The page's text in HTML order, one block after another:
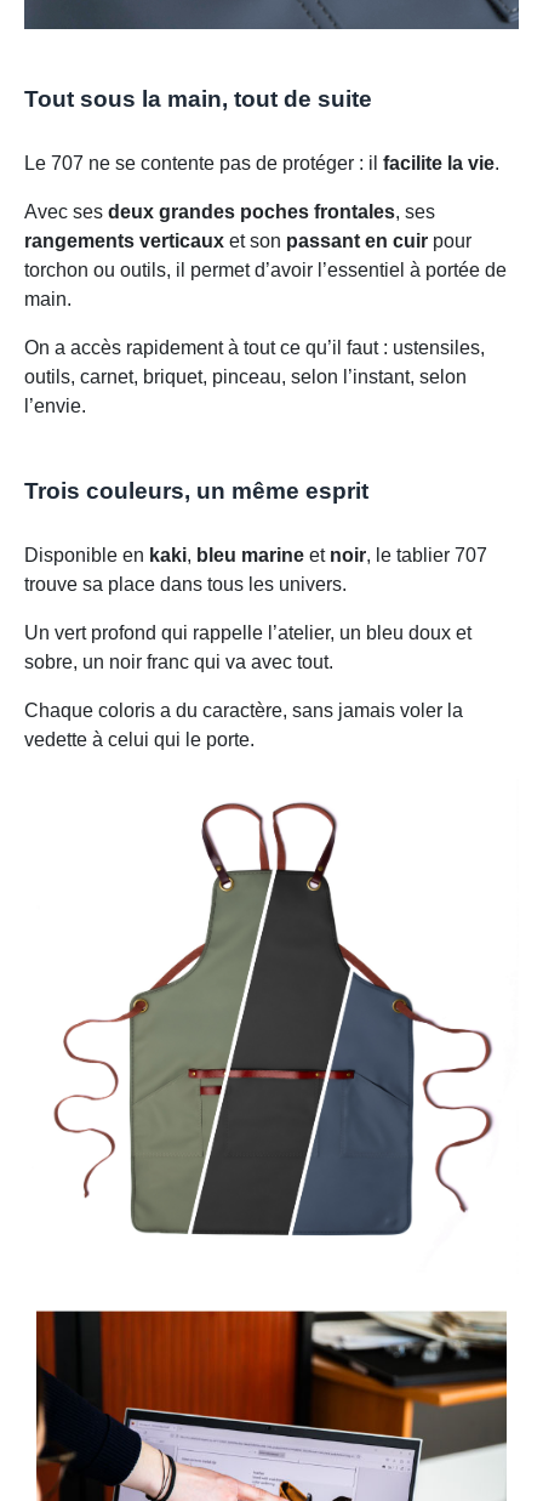
Tout sous la main, tout de suite
Le 707 ne se contente pas de protéger : il facilite la vie.
Avec ses deux grandes poches frontales, ses
rangements verticaux et son passant en cuir pour
torchon ou outils, il permet d’avoir l’essentiel à portée de
main.
On a accès rapidement à tout ce qu’il faut : ustensiles,
outils, carnet, briquet, pinceau, selon l’instant, selon
l’envie.
Trois couleurs, un même esprit
Disponible en kaki, bleu marine et noir, le tablier 707
trouve sa place dans tous les univers.
Un vert profond qui rappelle l’atelier, un bleu doux et
sobre, un noir franc qui va avec tout.
Chaque coloris a du caractère, sans jamais voler la
vedette à celui qui le porte.